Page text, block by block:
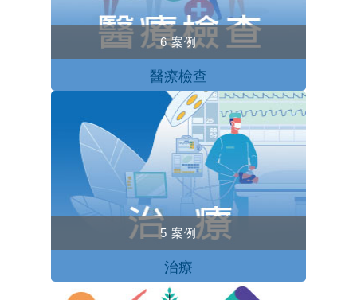
6 案例
醫療檢查
5 案例
治療